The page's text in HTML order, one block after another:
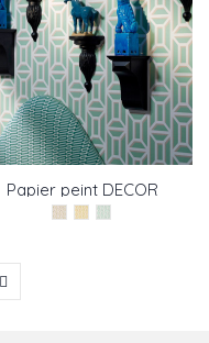
Papier peint DECOR
IMPERIAL de Pierre Frey